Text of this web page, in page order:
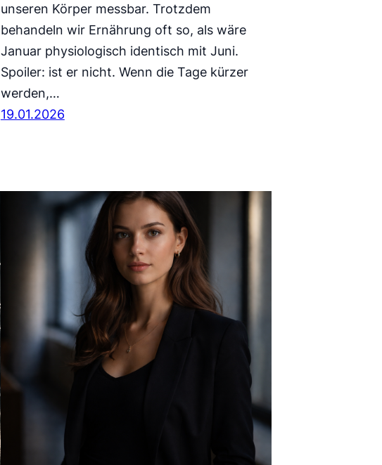
unseren Körper messbar. Trotzdem
behandeln wir Ernährung oft so, als wäre
Januar physiologisch identisch mit Juni.
Spoiler: ist er nicht. Wenn die Tage kürzer
werden,…
19.01.2026